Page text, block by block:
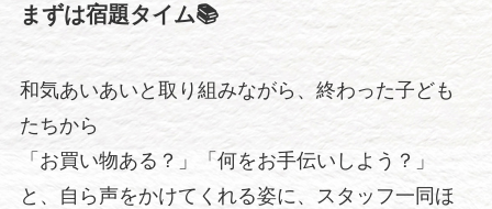
まずは宿題タイム📚
和気あいあいと取り組みながら、終わった子ども
たちから
「お買い物ある？」「何をお手伝いしよう？」
と、自ら声をかけてくれる姿に、スタッフ一同ほ